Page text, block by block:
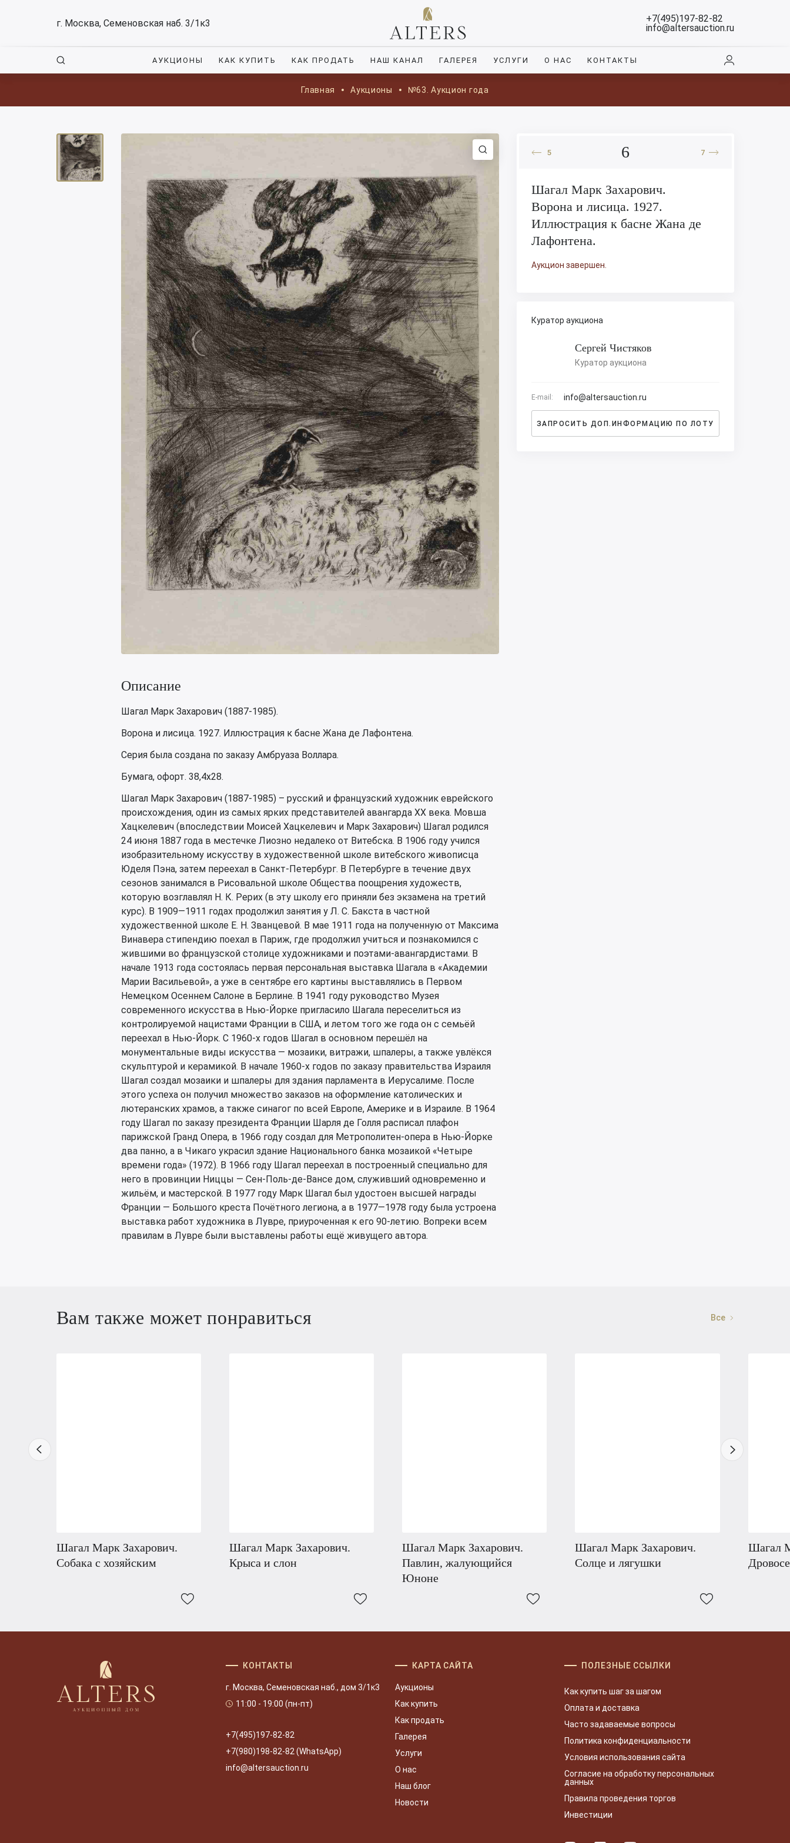
г. Москва, Семеновская наб. 3/1к3
+7(495)197-82-82
info@altersauction.ru
АУКЦИОНЫ КАК КУПИТЬ КАК ПРОДАТЬ НАШ КАНАЛ ГАЛЕРЕЯ УСЛУГИ О НАС КОНТАКТЫ
Главная Аукционы №63. Аукцион года
Описание
Шагал Марк Захарович (1887-1985).
Ворона и лисица. 1927. Иллюстрация к басне Жана де Лафонтена.
Серия была создана по заказу Амбруаза Воллара.
Бумага, офорт. 38,4х28.
Шагал Марк Захарович (1887-1985) – русский и французский художник еврейского
происхождения, один из самых ярких представителей авангарда ХХ века. Мовша
Хацкелевич (впоследствии Моисей Хацкелевич и Марк Захарович) Шагал родился
24 июня 1887 года в местечке Лиозно недалеко от Витебска. В 1906 году учился
изобразительному искусству в художественной школе витебского живописца
Юделя Пэна, затем переехал в Санкт-Петербург. В Петербурге в течение двух
сезонов занимался в Рисовальной школе Общества поощрения художеств,
которую возглавлял Н. К. Рерих (в эту школу его приняли без экзамена на третий
курс). В 1909—1911 годах продолжил занятия у Л. С. Бакста в частной
художественной школе Е. Н. Званцевой. В мае 1911 года на полученную от Максима
Винавера стипендию поехал в Париж, где продолжил учиться и познакомился с
жившими во французской столице художниками и поэтами-авангардистами. В
начале 1913 года состоялась первая персональная выставка Шагала в «Академии
Марии Васильевой», а уже в сентябре его картины выставлялись в Первом
Немецком Осеннем Салоне в Берлине. В 1941 году руководство Музея
современного искусства в Нью-Йорке пригласило Шагала переселиться из
контролируемой нацистами Франции в США, и летом того же года он с семьёй
переехал в Нью-Йорк. С 1960-х годов Шагал в основном перешёл на
монументальные виды искусства — мозаики, витражи, шпалеры, а также увлёкся
скульптурой и керамикой. В начале 1960-х годов по заказу правительства Израиля
Шагал создал мозаики и шпалеры для здания парламента в Иерусалиме. После
этого успеха он получил множество заказов на оформление католических и
лютеранских храмов, а также синагог по всей Европе, Америке и в Израиле. В 1964
году Шагал по заказу президента Франции Шарля де Голля расписал плафон
парижской Гранд Опера, в 1966 году создал для Метрополитен-опера в Нью-Йорке
два панно, а в Чикаго украсил здание Национального банка мозаикой «Четыре
времени года» (1972). В 1966 году Шагал переехал в построенный специально для
него в провинции Ниццы — Сен-Поль-де-Вансе дом, служивший одновременно и
жильём, и мастерской. В 1977 году Марк Шагал был удостоен высшей награды
Франции — Большого креста Почётного легиона, а в 1977—1978 году была устроена
выставка работ художника в Лувре, приуроченная к его 90-летию. Вопреки всем
правилам в Лувре были выставлены работы ещё живущего автора.
5 6 7
Шагал Марк Захарович.
Ворона и лисица. 1927.
Иллюстрация к басне Жана де
Лафонтена.
Аукцион завершен.
Куратор аукциона
Сергей Чистяков
Куратор аукциона
E-mail: info@altersauction.ru
ЗАПРОСИТЬ ДОП.ИНФОРМАЦИЮ ПО ЛОТУ
Вам также может понравиться Все
Шагал Марк Захарович.
Собака с хозяйским
Шагал Марк Захарович.
Крыса и слон
Шагал Марк Захарович.
Павлин, жалующийся
Юноне
Шагал Марк Захарович.
Солце и лягушки
Шагал
КОНТАКТЫ
г. Москва, Семеновская наб., дом 3/1к3
11:00 - 19:00 (пн-пт)
+7(495)197-82-82
+7(980)198-82-82 (WhatsApp)
info@altersauction.ru
КАРТА САЙТА
Аукционы
Как купить
Как продать
Галерея
Услуги
О нас
Наш блог
Новости
ПОЛЕЗНЫЕ ССЫЛКИ
Как купить шаг за шагом
Оплата и доставка
Часто задаваемые вопросы
Политика конфиденциальности
Условия использования сайта
Согласие на обработку персональных
данных
Правила проведения торгов
Инвестиции